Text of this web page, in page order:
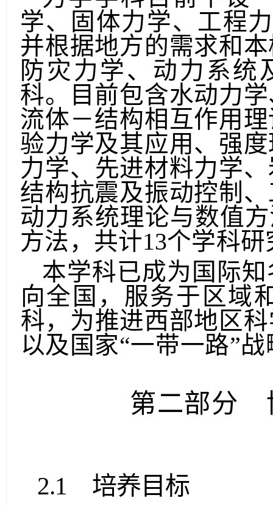
力学学科目前下设
学、固体力学、工程
并根据地方的需求和
防灾力学、动力系统
科。目前包含水动力
流体－结构相互作用
验力学及其应用、强
力学、先进材料力学
结构抗震及振动控制
动力系统理论与数值
方法，共计 13个学科
本学科已成为国际
向全国，服务于区域
科，为推进西部地区
以及国家 “一带一路”
第二部分